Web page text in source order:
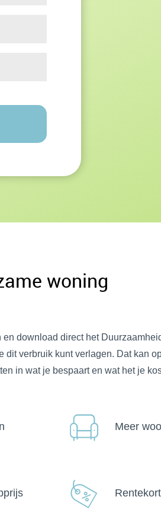
woning
download direct het
dit verbruik kunt verlagen. Dat kan
in wat je bespaart en wat het je
Meer